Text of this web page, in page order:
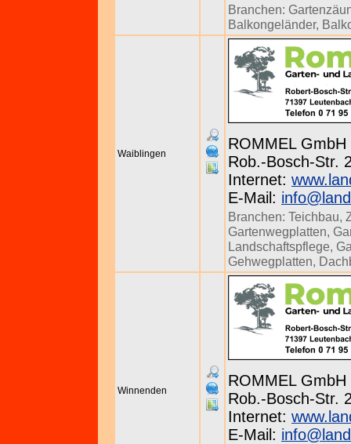
Branchen:
Balkongeländer,
Waiblingen
ROMMEL GmbH
Rob.-Bosch-Str.
Internet:
E-Mail:
Branchen: Teichbau,
Gartenwegplatten,
Landschaftspflege,
Gehwegplatten,
Winnenden
ROMMEL GmbH
Rob.-Bosch-Str.
Internet:
E-Mail: